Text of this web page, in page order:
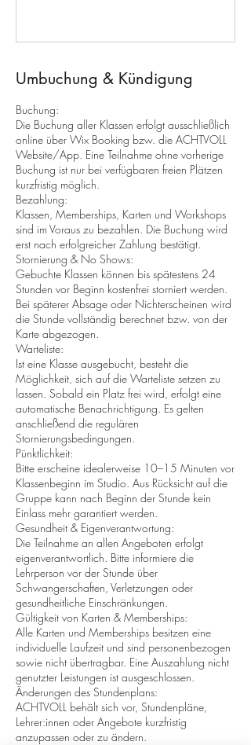
Umbuchung & Kündigung
Buchung:
Die Buchung aller Klassen erfolgt ausschließlich
online über Wix Booking bzw. die ACHTVOLL
Website/App. Eine Teilnahme ohne vorherige
Buchung ist nur bei verfügbaren freien Plätzen
kurzfristig möglich.
Bezahlung:
Klassen, Memberships, Karten und Workshops
sind im Voraus zu bezahlen. Die Buchung wird
erst nach erfolgreicher Zahlung bestätigt.
Stornierung & No Shows:
Gebuchte Klassen können bis spätestens 24
Stunden vor Beginn kostenfrei storniert werden.
Bei späterer Absage oder Nichterscheinen wird
die Stunde vollständig berechnet bzw. von der
Karte abgezogen.
Warteliste:
Ist eine Klasse ausgebucht, besteht die
Möglichkeit, sich auf die Warteliste setzen zu
lassen. Sobald ein Platz frei wird, erfolgt eine
automatische Benachrichtigung. Es gelten
anschließend die regulären
Stornierungsbedingungen.
Pünktlichkeit:
Bitte erscheine idealerweise 10–15 Minuten vor
Klassenbeginn im Studio. Aus Rücksicht auf die
Gruppe kann nach Beginn der Stunde kein
Einlass mehr garantiert werden.
Gesundheit & Eigenverantwortung:
Die Teilnahme an allen Angeboten erfolgt
eigenverantwortlich. Bitte informiere die
Lehrperson vor der Stunde über
Schwangerschaften, Verletzungen oder
gesundheitliche Einschränkungen.
Gültigkeit von Karten & Memberships:
Alle Karten und Memberships besitzen eine
individuelle Laufzeit und sind personenbezogen
sowie nicht übertragbar. Eine Auszahlung nicht
genutzter Leistungen ist ausgeschlossen.
Änderungen des Stundenplans:
ACHTVOLL behält sich vor, Stundenpläne,
Lehrer:innen oder Angebote kurzfristig
anzupassen oder zu ändern.